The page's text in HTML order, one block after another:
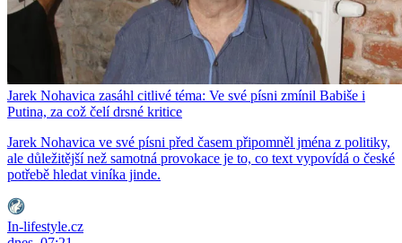
Jarek Nohavica zasáhl citlivé téma: Ve své písni zmínil Babiše i
Putina, za což čelí drsné kritice
Jarek Nohavica ve své písni před časem připomněl jména z politiky,
ale důležitější než samotná provokace je to, co text vypovídá o české
potřebě hledat viníka jinde.
In-lifestyle.cz